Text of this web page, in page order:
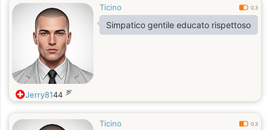
Ticino 0.3
Simpatico gentile educato rispettoso
Jerry8144 岁
Ticino 0.3